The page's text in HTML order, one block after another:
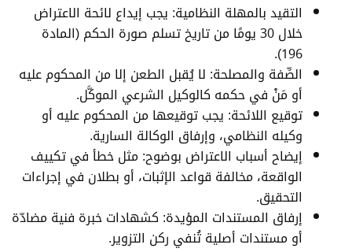
التقيد بالمهلة النظامية: يجب إيداع لائحة الاعتراض
خلال 30 يومًا من تاريخ تسلم صورة الحكم (المادة
196).
الصِّفة والمصلحة: لا يُقبل الطعن إلا من المحكوم عليه
أو مَنْ في حكمه كالوكيل الشرعي الموكَّل.
توقيع اللائحة: يجب توقيعها من المحكوم عليه أو
وكيله النظامي، وإرفاق الوكالة السارية.
إيضاح أسباب الاعتراض بوضوح: مثل خطأ في تكييف
الواقعة، مخالفة قواعد الإثبات، أو بطلان في إجراءات
التحقيق.
إرفاق المستندات المؤيدة: كشهادات خبرة فنية مضادّة
أو مستندات أصلية تُنفي ركن التزوير.